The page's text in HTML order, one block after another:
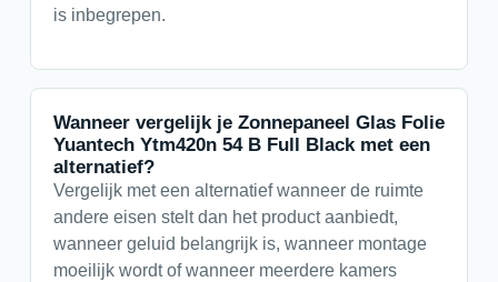
is inbegrepen.
Wanneer vergelijk je Zonnepaneel Glas Folie
Yuantech Ytm420n 54 B Full Black met een
alternatief?
Vergelijk met een alternatief wanneer de ruimte
andere eisen stelt dan het product aanbiedt,
wanneer geluid belangrijk is, wanneer montage
moeilijk wordt of wanneer meerdere kamers